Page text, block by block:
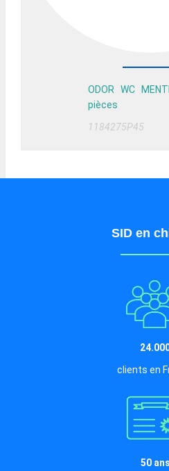
ODOR WC
pièces
1184275P45
SID en
clients en
50 ans